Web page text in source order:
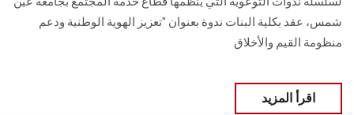
شمس، عقد بكلية البنات ندوة بعنوان "تعزيز الهوية الوطنية ودعم
‏منظومة القيم والأخلاق
اقرأ المزيد